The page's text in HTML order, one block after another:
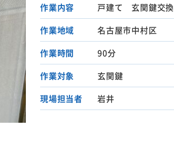
作業内容
戸建て 玄関鍵交換
作業地域
名古屋市中村区
作業時間
90分
作業対象
玄関鍵
現場担当者
岩井